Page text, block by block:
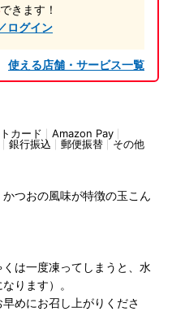
できます！
ログイン
使える店舗・サービス一覧
カード
Amazon Pay
銀行振込 郵便振替 その他
つおの風味が特徴の玉こん
は一度凍ってしまうと、水
ります）。
めにお召し上がりくださ